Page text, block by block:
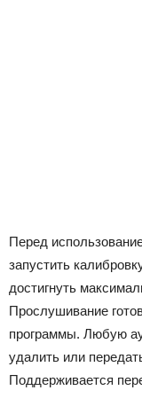
Перед
запустить
достигнуть
Прослушивание
программы. Любую
удалить или
Поддерживается